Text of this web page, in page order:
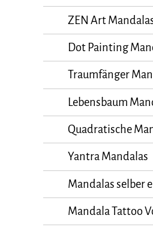
ZEN Art
Dot Painting
Traumfänger
Lebensbaum
Quadratische
Yantra Mandalas
Mandalas selber
Mandala Tattoo